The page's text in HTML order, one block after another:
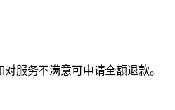
服务不满意可申请全额退款。